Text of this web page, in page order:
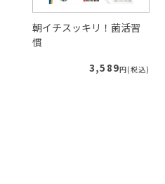
朝イチスッキリ！菌活習
慣
3,589円(税込)